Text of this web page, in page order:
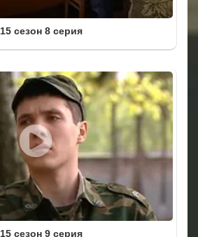
15 сезон 8 серия
15 сезон 9 серия